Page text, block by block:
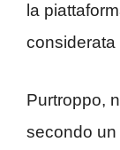
la
considerata
Purtroppo,
secondo un